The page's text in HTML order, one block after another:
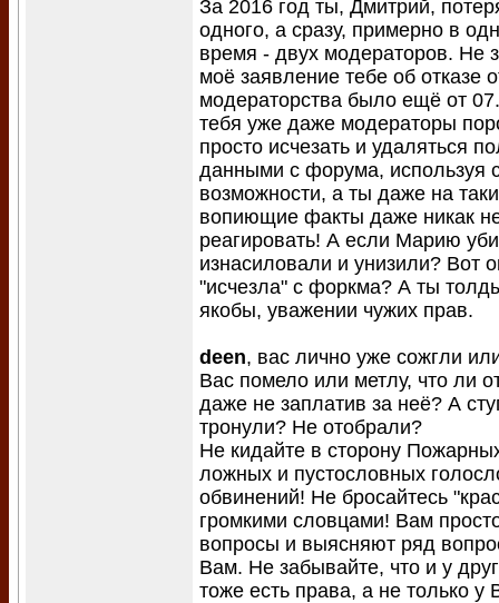
За 2016 год ты, Дмитрий,
одного, а сразу, примерно в
время - двух модераторов. Не
моё заявление тебе об отказе
модераторства было ещё от
тебя уже даже модераторы
просто исчезать и удаляться
данными с форума, используя
возможности, а ты даже на
вопиющие факты даже никак
реагировать! А если Марию
изнасиловали и унизили? Вот
"исчезла" с форкма? А ты
якобы, уважении чужих прав.
deen, вас лично уже сожгли
Вас помело или метлу, что ли
даже не заплатив за неё? А
тронули? Не отобрали?
Не кидайте в сторону
ложных и пустословных
обвинений! Не бросайтесь
громкими словцами! Вам
вопросы и выясняют ряд
Вам. Не забывайте, что и у
тоже есть права, а не только у